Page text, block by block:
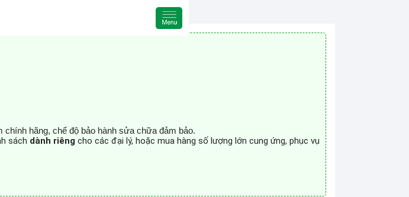
chính hãng, chế độ bảo hành sửa chữa đảm bảo.
sách dành riêng cho các đại lý, hoặc mua hàng số lượng lớn cung ứng, phục vụ